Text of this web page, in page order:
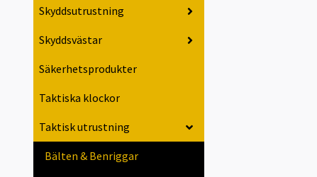
Skyddsutrustning
Skyddsvästar
Säkerhetsprodukter
Taktiska klockor
Taktisk utrustning
Bälten & Benriggar